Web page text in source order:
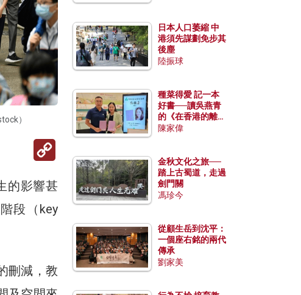
）
的影響甚
段（key
刪減，教
日本人口萎縮 中
港須先謀劃免步其
後塵
陸振球
種菜得愛 記一本
好書──讀吳燕青
的《在香港的離島
種菜》
陳家偉
金秋文化之旅──
踏上古蜀道，走過
劍門關
馮珍今
從顧生岳到沈平：
一個座右銘的兩代
傳承
劉家美